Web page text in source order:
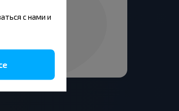
с нами и